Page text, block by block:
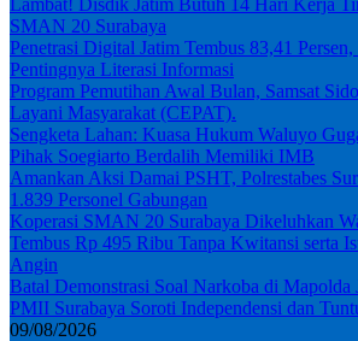
SMAN 20 Surabaya
Penetrasi Digital Jatim Tembus 83,41
Pentingnya Literasi Informasi
Program Pemutihan Awal Bulan, Samsat
Layani Masyarakat (CEPAT).
Sengketa Lahan: Kuasa Hukum Waluyo
Pihak Soegiarto Berdalih Memiliki IMB
Amankan Aksi Damai PSHT, Polrestabes
1.839 Personel Gabungan
Koperasi SMAN 20 Surabaya Dikeluhkan
Tembus Rp 495 Ribu Tanpa Kwitansi serta
Angin
Batal Demonstrasi Soal Narkoba di Mapolda
PMII Surabaya Soroti Independensi dan
09/08/2026